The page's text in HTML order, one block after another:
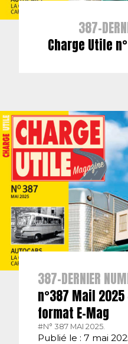
387-
Charge Utile
387-DERNIER
n°387 Mail
format E-Mag
#N° 387 MAI 2025.
Publié le : 7 mai